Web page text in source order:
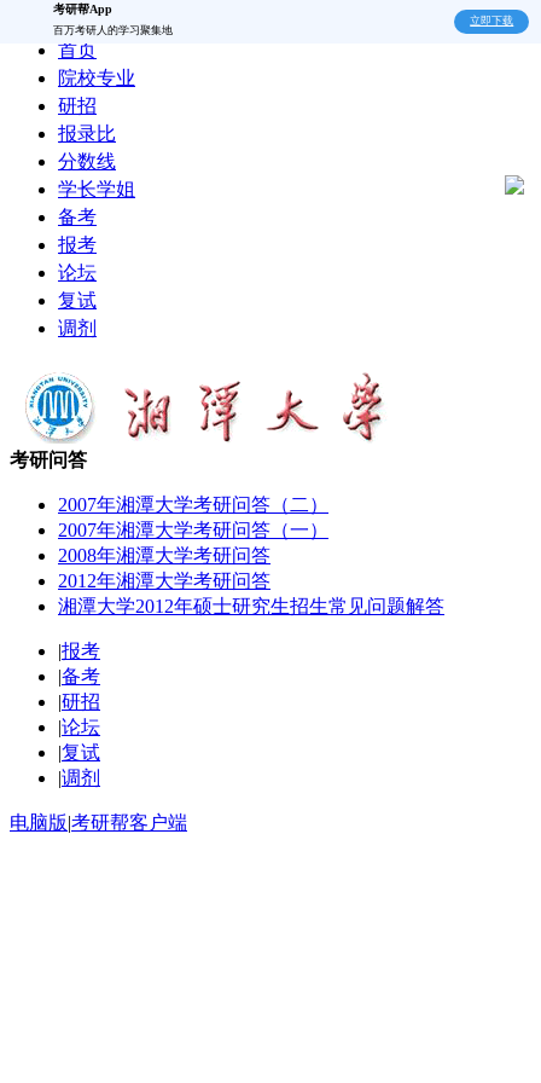
考研帮App
百万考研人的学习聚集地
立即下载
首页
院校专业
研招
报录比
分数线
学长学姐
备考
报考
论坛
复试
调剂
考研问答
2007年湘潭大学考研问答（二）
2007年湘潭大学考研问答（一）
2008年湘潭大学考研问答
2012年湘潭大学考研问答
湘潭大学2012年硕士研究生招生常见问题解答
|报考
|备考
|研招
|论坛
|复试
|调剂
电脑版|考研帮客户端